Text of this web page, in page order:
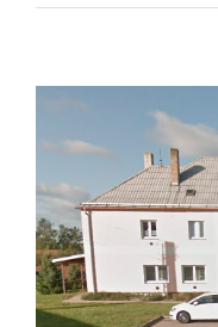
s
–
MUDr.
Švehlová